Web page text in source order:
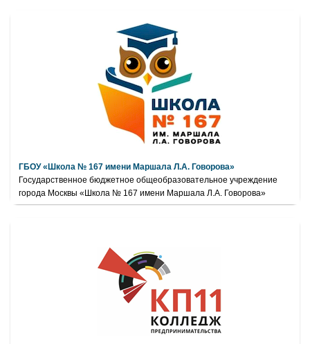
ГБОУ «Школа № 167 имени Маршала Л.А. Говорова»
Государственное бюджетное общеобразовательное учреждение
города Москвы «Школа № 167 имени Маршала Л.А. Говорова»